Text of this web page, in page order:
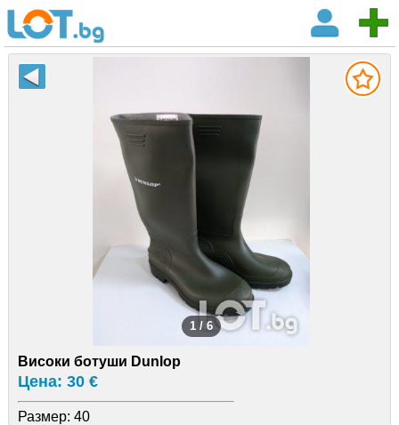
1 / 6
Високи ботуши Dunlop
Цена: 30 €
Размер: 40